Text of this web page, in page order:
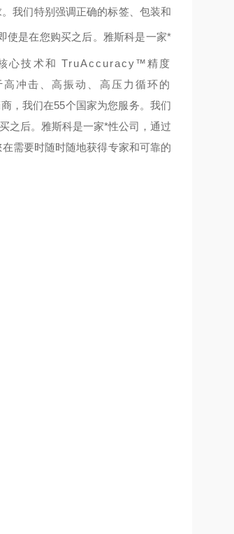
我们特别强调正确的标签、包装和
使是在您购买之后。雅斯科是一家*
心技术和 TruAccuracy™精度
冲击、高振动、高压力循环的
，我们在55个国家为您服务。我们
之后。雅斯科是一家*性公司，通过
需要时随时随地获得专家和可靠的